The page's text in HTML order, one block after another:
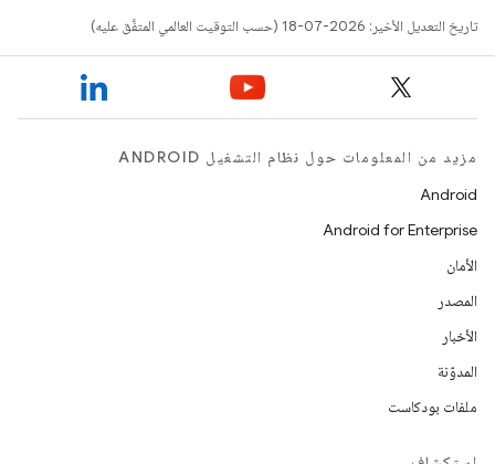
تاريخ التعديل الأخير: 2026-07-18 (حسب التوقيت العالمي المتفَّق عليه)
مزيد من المعلومات حول نظام التشغيل ANDROID
Android
Android for Enterprise
الأمان
المصدر
الأخبار
المدوّنة
ملفات بودكاست